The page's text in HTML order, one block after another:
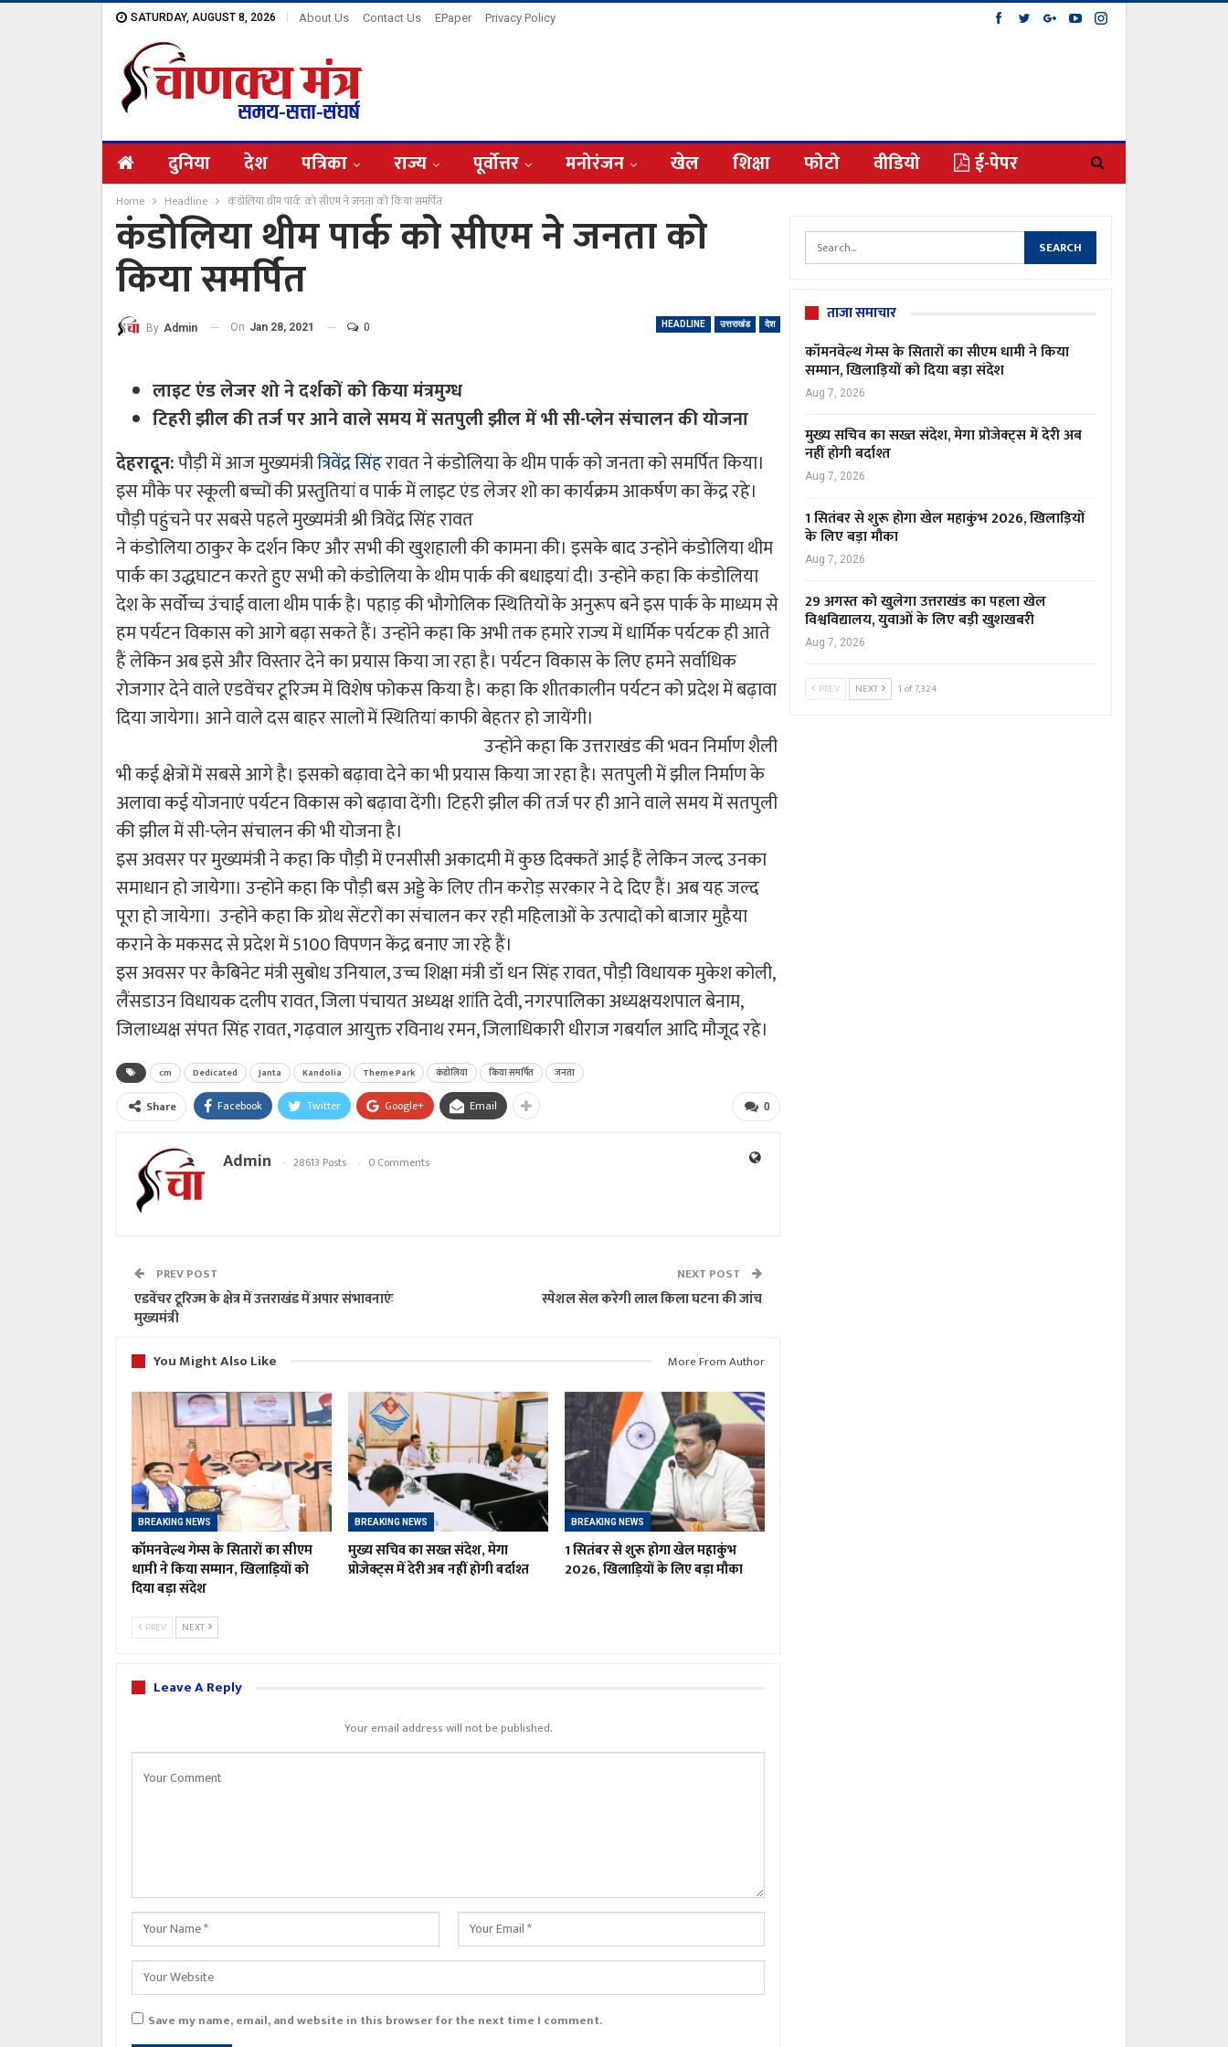
SATURDAY, AUGUST 8, 2026 About Us Contact Us EPaper Privacy Policy
दुनिया देश पत्रिका राज्य पूर्वोत्तर मनोरंजन खेल शिक्षा फोटो वीडियो ई-पेपर
Home Headline कंडोलिया थीम पार्क को सीएम ने जनता को किया समर्पित
कंडोलिया थीम पार्क को सीएम ने जनता को
किया समर्पित
HEADLINE उत्तराखंड देश
By Admin On Jan 28, 2021 0
लाइट एंड लेजर शो ने दर्शकों को किया मंत्रमुग्ध
टिहरी झील की तर्ज पर आने वाले समय में सतपुली झील में भी सी-प्लेन संचालन की योजना
देहरादून:पौड़ी में आज मुख्यमंत्रीत्रिवेंद्र सिंहरावत ने कंडोलिया के थीम पार्क को जनता को समर्पित किया।
इस मौके पर स्कूली बच्चों की प्रस्तुतियां व पार्क में लाइट एंड लेजर शो का कार्यक्रम आकर्षण का केंद्र रहे।
पौड़ी पहुंचने पर सबसे पहले मुख्यमंत्री श्री त्रिवेंद्र सिंह रावत
ने कंडोलिया ठाकुर के दर्शन किए और सभी की खुशहाली की कामना की। इसके बाद उन्होंने कंडोलिया थीम
पार्क का उद्धघाटन करते हुए सभी को कंडोलिया के थीम पार्क की बधाइयां दी। उन्होंने कहा कि कंडोलिया
देश के सर्वोच्च उंचाई वाला थीम पार्क है। पहाड़ की भौगोलिक स्थितियों के अनुरूप बने इस पार्क के माध्यम से
हम पर्यटन विकास को आगे बढ़ा सकते हैं। उन्होंने कहा कि अभी तक हमारे राज्य में धार्मिक पर्यटक ही आते
हैं लेकिन अब इसे और विस्तार देने का प्रयास किया जा रहा है। पर्यटन विकास के लिए हमने सर्वाधिक
रोजगार देने वाले एडवेंचर टूरिज्म में विशेष फोकस किया है। कहा कि शीतकालीन पर्यटन को प्रदेश में बढ़ावा
दिया जायेगा। आने वाले दस बाहर सालों में स्थितियां काफी बेहतर हो जायेंगी।
उन्होंने कहा कि उत्तराखंड की भवन निर्माण शैली
भी कई क्षेत्रों में सबसे आगे है। इसको बढ़ावा देने का भी प्रयास किया जा रहा है। सतपुली में झील निर्माण के
अलावा कई योजनाएं पर्यटन विकास को बढ़ावा देंगी। टिहरी झील की तर्ज पर ही आने वाले समय में सतपुली
की झील में सी-प्लेन संचालन की भी योजना है।
इस अवसर पर मुख्यमंत्री ने कहा कि पौड़ी में एनसीसी अकादमी में कुछ दिक्कतें आई हैं लेकिन जल्द उनका
समाधान हो जायेगा। उन्होंने कहा कि पौड़ी बस अड्डे के लिए तीन करोड़ सरकार ने दे दिए हैं। अब यह जल्द
पूरा हो जायेगा। उन्होंने कहा कि ग्रोथ सेंटरों का संचालन कर रही महिलाओं के उत्पादों को बाजार मुहैया
कराने के मकसद से प्रदेश में 5100 विपणन केंद्र बनाए जा रहे हैं।
इस अवसर पर कैबिनेट मंत्री सुबोध उनियाल, उच्च शिक्षा मंत्री डॉ धन सिंह रावत, पौड़ी विधायक मुकेश कोली,
लैंसडाउन विधायक दलीप रावत, जिला पंचायत अध्यक्ष शांति देवी, नगरपालिका अध्यक्षयशपाल बेनाम,
जिलाध्यक्ष संपत सिंह रावत, गढ़वाल आयुक्त रविनाथ रमन, जिलाधिकारी धीराज गबर्याल आदि मौजूद रहे।
cm Dedicated Janta Kandolia Theme Park कंडोलिया किया समर्पित जनता
0
Share Facebook Twitter Google+ Email
Admin 28613 Posts 0 Comments
PREV POST
एडवेंचर टूरिज्म के क्षेत्र में उत्तराखंड में अपार संभावनाएंः
मुख्यमंत्री
NEXT POST
स्पेशल सेल करेगी लाल किला घटना की जांच
You Might Also Like More From Author
BREAKING NEWS
कॉमनवेल्थ गेम्स के सितारों का सीएम
धामी ने किया सम्मान, खिलाड़ियों को
दिया बड़ा संदेश
BREAKING NEWS
मुख्य सचिव का सख्त संदेश, मेगा
प्रोजेक्ट्स में देरी अब नहीं होगी बर्दाश्त
BREAKING NEWS
1 सितंबर से शुरू होगा खेल महाकुंभ
2026, खिलाड़ियों के लिए बड़ा मौका
PREV NEXT
Leave A Reply
Your email address will not be published.
Save my name, email, and website in this browser for the next time I comment.
ताजा समाचार
कॉमनवेल्थ गेम्स के सितारों का सीएम धामी ने किया
सम्मान, खिलाड़ियों को दिया बड़ा संदेश
Aug 7, 2026
मुख्य सचिव का सख्त संदेश, मेगा प्रोजेक्ट्स में देरी अब
नहीं होगी बर्दाश्त
Aug 7, 2026
1 सितंबर से शुरू होगा खेल महाकुंभ 2026, खिलाड़ियों
के लिए बड़ा मौका
Aug 7, 2026
29 अगस्त को खुलेगा उत्तराखंड का पहला खेल
विश्वविद्यालय, युवाओं के लिए बड़ी खुशखबरी
Aug 7, 2026
PREV NEXT 1 of 7,324